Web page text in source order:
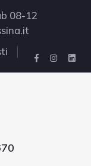
08-12